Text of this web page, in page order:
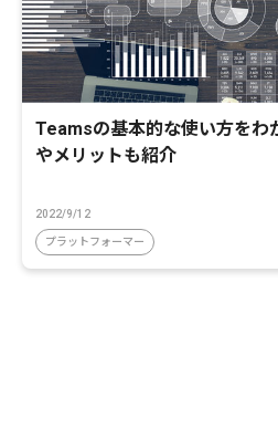
Teamsの基本的な使い方をわ
やメリットも紹介
2022/9/12
プラットフォーマー